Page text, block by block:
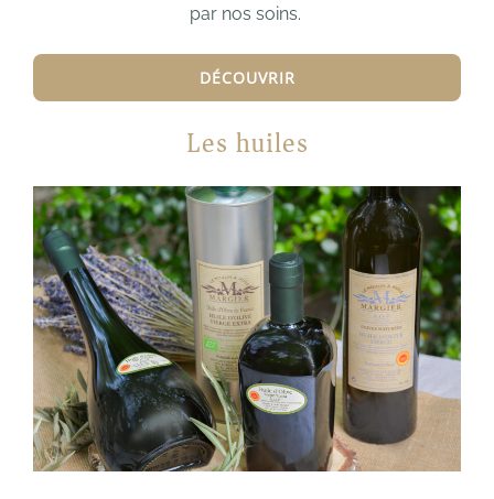
par nos soins.
DÉCOUVRIR
Les huiles